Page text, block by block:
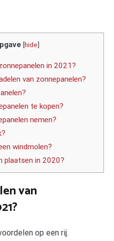
[hide]
in 2021?
van zonnepanelen?
te kopen?
nemen?
windmolen?
plaatsen in 2020?
van
op een rij.